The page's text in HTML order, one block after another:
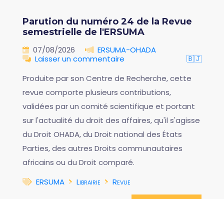
Parution du numéro 24 de la Revue
semestrielle de l'ERSUMA
07/08/2026
ERSUMA-OHADA
Laisser un commentaire
🇧🇯
Produite par son Centre de Recherche, cette
revue comporte plusieurs contributions,
validées par un comité scientifique et portant
sur l'actualité du droit des affaires, qu'il s'agisse
du Droit OHADA, du Droit national des États
Parties, des autres Droits communautaires
africains ou du Droit comparé.
ERSUMA
Librairie Revue